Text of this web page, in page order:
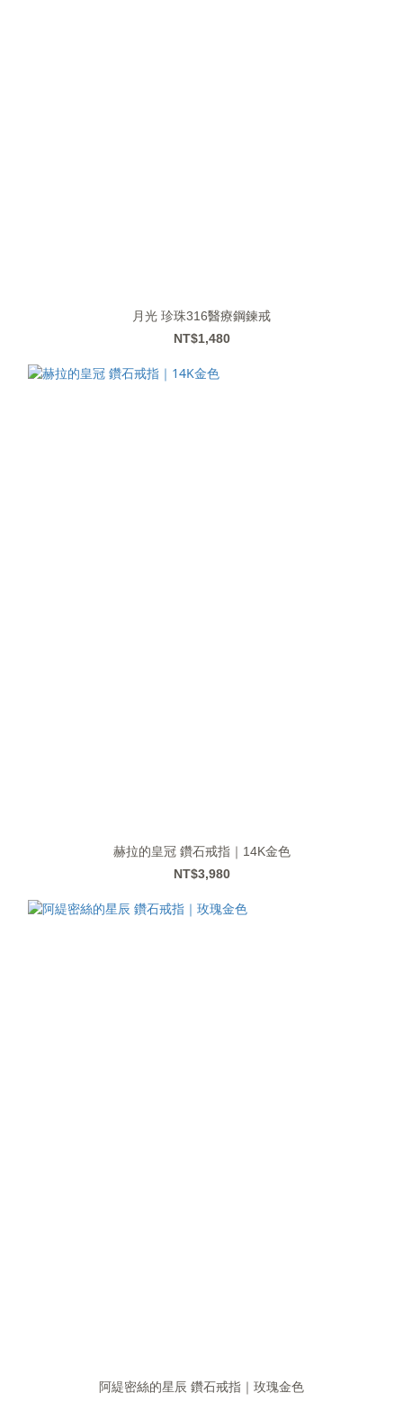
月光 珍珠316醫療鋼鍊戒
NT$1,480
赫拉的皇冠 鑽石戒指｜14K金色
NT$3,980
阿緹密絲的星辰 鑽石戒指｜玫瑰金色